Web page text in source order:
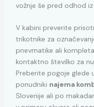
vožnje še pred odhod
V kabini preverite
trikotnike za
pnevmatike ali
kontaktno številko za
Preberite pogoje glede
ponudniki najema
Slovenije ali po